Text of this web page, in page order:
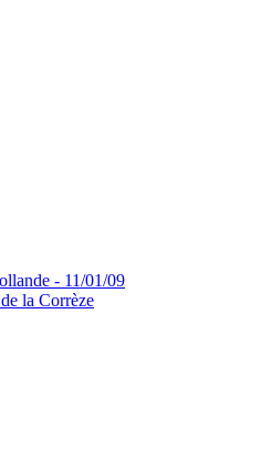
- 11/01/09
la Corrèze